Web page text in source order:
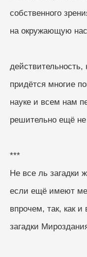
собственного
на окружающую нас
действительность,
придётся многие
науке и всем нам
решительно ещё не
***
Не все ль загадки
если ещё имеют
впрочем, так, как и
загадки